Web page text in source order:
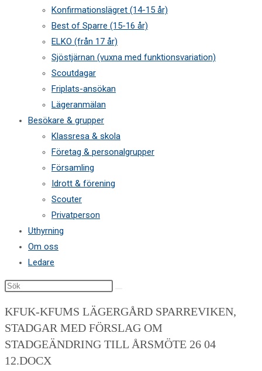
Konfirmationslägret (14-15 år)
Best of Sparre (15-16 år)
ELKO (från 17 år)
Sjöstjärnan (vuxna med funktionsvariation)
Scoutdagar
Friplats-ansökan
Lägeranmälan
Besökare & grupper
Klassresa & skola
Företag & personalgrupper
Församling
Idrott & förening
Scouter
Privatperson
Uthyrning
Om oss
Ledare
Sök
denna
webbplats
KFUK-KFUMS LÄGERGÅRD SPARREVIKEN,
STADGAR MED FÖRSLAG OM
STADGEÄNDRING TILL ÅRSMÖTE 26 04
12.DOCX